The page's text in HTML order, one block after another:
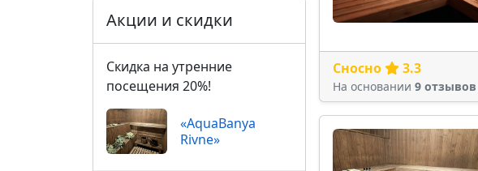
Сносно 3.3
На основании 9 отзывов
Акции и скидки
Скидка на утренние
посещения 20%!
«AquaBanya
Rivne»